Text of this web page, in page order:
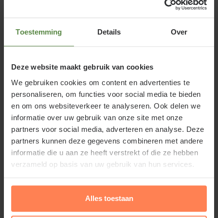
Toestemming Details Over
Deze website maakt gebruik van cookies
We gebruiken cookies om content en advertenties te
personaliseren, om functies voor social media te bieden
en om ons websiteverkeer te analyseren. Ook delen we
informatie over uw gebruik van onze site met onze
partners voor social media, adverteren en analyse. Deze
partners kunnen deze gegevens combineren met andere
informatie die u aan ze heeft verstrekt of die ze hebben
verzameld op basis van uw gebruik van hun services.
Alles toestaan
duidelijk. Misschien omdat hij zijn kop in de winter in
namelijk onder de grond. Elk jaar loopt Matteuccia
Standplaats Struisvaren
Matteuccia struthiopteris staat het liefst op een
beschutte plaats in de (half)schaduw in een
voedselrijke, vochtige, waterdoorlatende bodem en
wat hogere varen soort is, kan de Struisvaren het
beste als solitaire groep aangeplant worden. Hetzij
compleet solitair, hetzij als onderbeplanting onder
Lees meer